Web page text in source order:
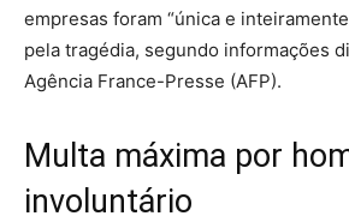
empresas foram “única e
pela tragédia, segundo informações
Agência France-Presse (AFP).
Multa máxima por
involuntário